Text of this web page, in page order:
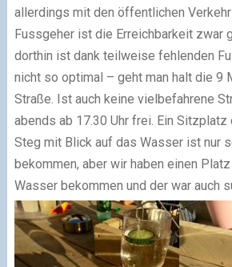
allerdings mit den öffentlichen
Fussgeher ist die Erreichbarkeit zwar
dorthin ist dank teilweise fehlenden
nicht so optimal – geht man halt die 9
Straße. Ist auch keine vielbefahrene
abends ab 17.30 Uhr frei. Ein
Steg mit Blick auf das Wasser ist nur
bekommen, aber wir haben einen
Wasser bekommen und der war auch